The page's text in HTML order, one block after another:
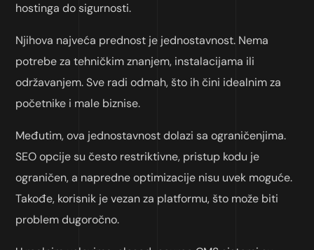
hostinga do sigurnosti.
Njihova najveća prednost je jednostavnost. Nema
potrebe za tehničkim znanjem, instalacijama ili
održavanjem. Sve radi odmah, što ih čini idealnim za
početnike i male biznise.
Međutim, ova jednostavnost dolazi sa ograničenjima.
SEO opcije su često restriktivne, pristup kodu je
ograničen, a napredne optimizacije nisu uvek moguće.
Takođe, korisnik je vezan za platformu, što može biti
problem dugoročno.